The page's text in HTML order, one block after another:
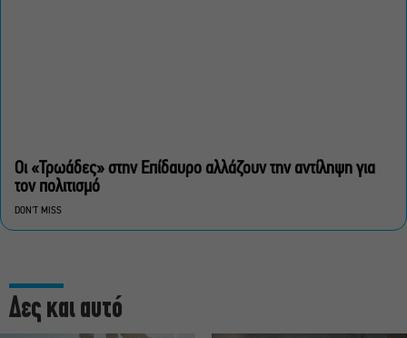
Οι «Τρωάδες» στην Επίδαυρο αλλάζουν την αντίληψη για
τον πολιτισμό
DON'T MISS
Δες και αυτό